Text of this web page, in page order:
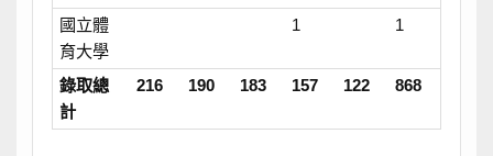
國立體
育大學
1 1
錄取總
計
216 190 183 157 122 868